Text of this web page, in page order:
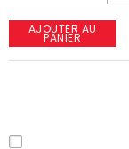
AJOUTER AU
PANIER